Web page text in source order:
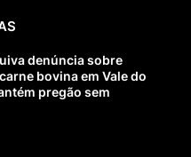
denúncia sobre
bovina em Vale do
pregão sem